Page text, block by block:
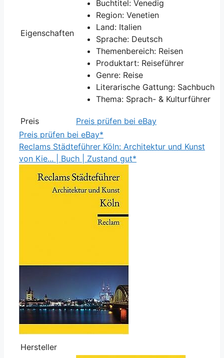
Eigenschaften
Buchtitel: Venedig
Region: Venetien
Land: Italien
Sprache: Deutsch
Themenbereich: Reisen
Produktart: Reiseführer
Genre: Reise
Literarische Gattung: Sachbuch
Thema: Sprach- & Kulturführer
Preis
Preis prüfen bei eBay
Preis prüfen bei eBay*
Reclams Städteführer Köln: Architektur und Kunst
von Kie... | Buch | Zustand gut*
Hersteller